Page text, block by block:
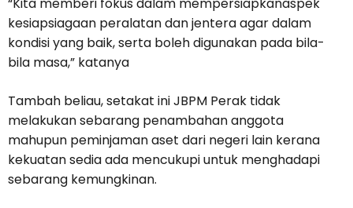
“Kita memberi fokus dalam mempersiapkanaspek
kesiapsiagaan peralatan dan jentera agar dalam
kondisi yang baik, serta boleh digunakan pada bila-
bila masa,” katanya
Tambah beliau, setakat ini JBPM Perak tidak
melakukan sebarang penambahan anggota
mahupun peminjaman aset dari negeri lain kerana
kekuatan sedia ada mencukupi untuk menghadapi
sebarang kemungkinan.